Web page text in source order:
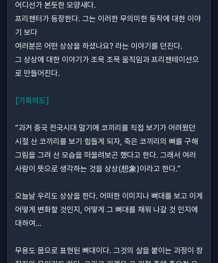
어디선가 본듯한 모양새다.
프리젠터가 등장한다. 그는 이러한 무의미한 동작에 대한 이야
기 보다
여러분은 어떤 상상을 하셨나요? 라는 이야기를 던진다.
그 상상에 대한 이야기가 조목 조목 움직임과 프리젠테이션으
로 만들어진다.
[기획의도]
“과거 중국 전국시대 말기에 코끼리를 직접 보기가 어려웠던
시절 산 코끼리를 보기 힘들게 되자, 죽은 코끼리의 뼈를 구해
그림을 그려 산 모습을 떠올려보곤 했다고 한다. 그래서 여러
사람이 뜻으로 생각하는 것을 상상(想象)이라고 한다.”
오늘날 우리도 상상을 한다. 어떠한 이미지나 뼈대를 보고 이게
어떻게 변화할 것인지, 어떻게 그 뼈대를 채워 나갈 것 인지에
대하여…
무용도 몸으로 표현된 뼈대이다. 그것의 살을 붙이는 과정이 창